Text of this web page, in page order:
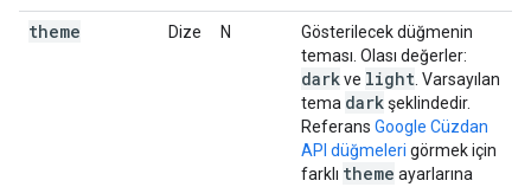
theme Dize N
Gösterilecek düğmenin
teması. Olası değerler:
darkve light . Varsayılan
tema darkşeklindedir.
Referans Google Cüzdan
API düğmeleri görmek için
farklı theme ayarlarına